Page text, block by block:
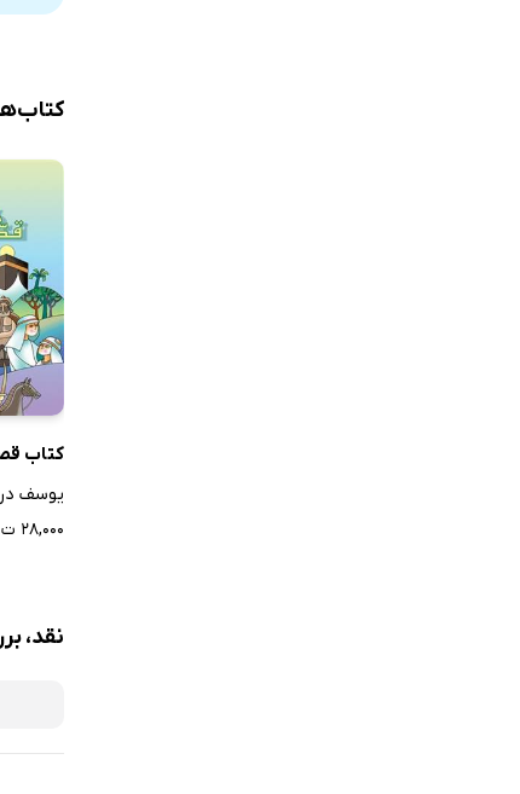
کتاب
یوسف
۲۸,۰۰۰ ت
نقد،